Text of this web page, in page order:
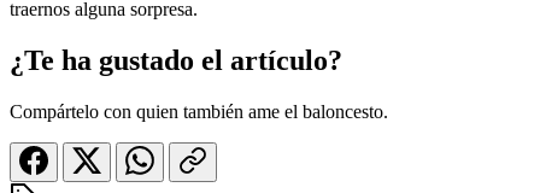
traernos alguna sorpresa.
¿Te ha gustado el artículo?
Compártelo con quien también ame el baloncesto.